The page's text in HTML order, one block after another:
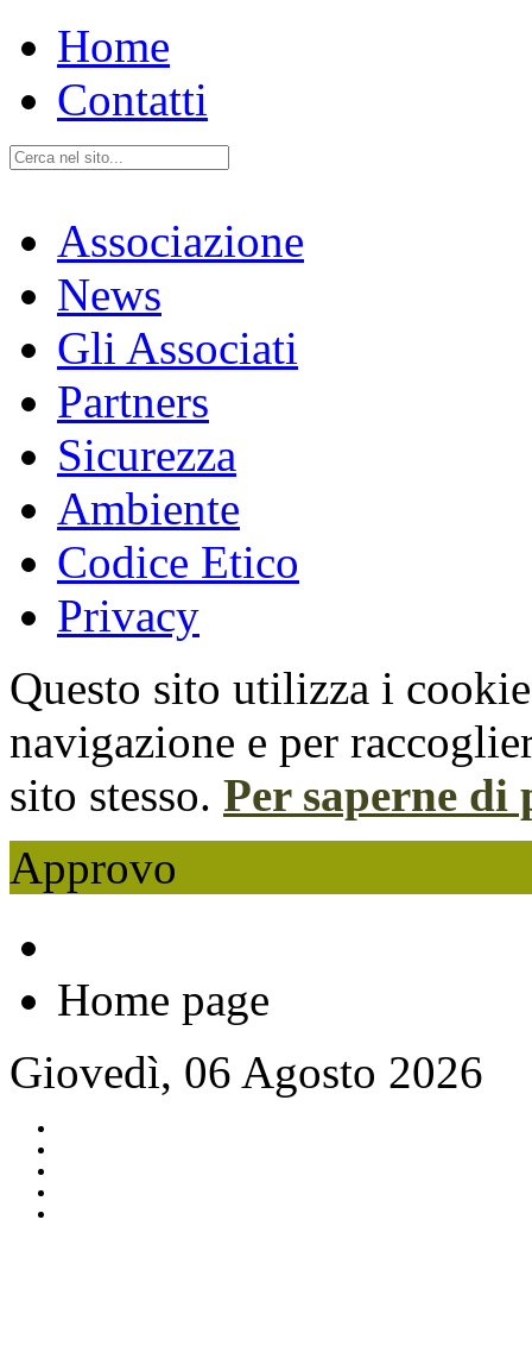
Home
Contatti
Associazione
News
Gli Associati
Partners
Sicurezza
Ambiente
Codice Etico
Privacy
Questo sito utilizza i
navigazione e per
sito stesso. Per saperne di
Approvo
Home page
Giovedì, 06 Agosto 2026